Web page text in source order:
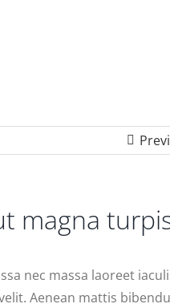
magna
nec massa laoreet
Aenean mattis